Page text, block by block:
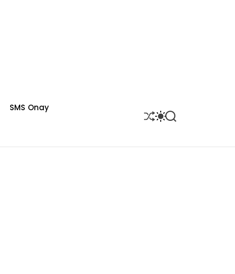
SMS Onay
S
H
S
W
S
E